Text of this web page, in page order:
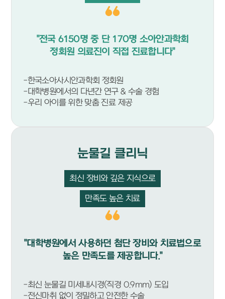
"전국 6150명 중 단 170명 소아안과학회
정회원 의료진이 직접 진료합니다"
-한국소아사시안과학회 정회원
-대학병원에서의 다년간 연구 & 수술 경험
-우리 아이를 위한 맞춤 진료 제공
눈물길 클리닉
최신 장비와 깊은 지식으로
만족도 높은 치료
"대학병원에서 사용하던 첨단 장비와 치료법으로
높은 만족도를 제공합니다."
-최신 눈물길 미세내시경(직경 0.9mm) 도입
-전신마취 없이 정밀하고 안전한 수술